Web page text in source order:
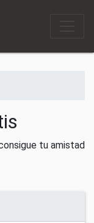
tu amistad